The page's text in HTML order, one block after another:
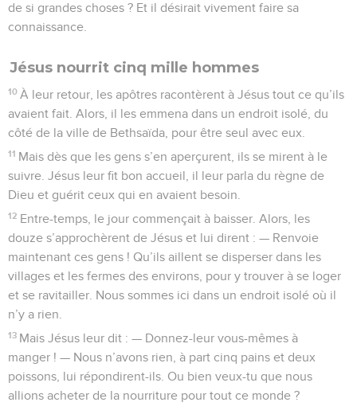
de si grandes choses ? Et il désirait vivement faire sa
connaissance.
Jésus nourrit cinq mille hommes
10 À leur retour, les apôtres racontèrent à Jésus tout ce qu’ils
avaient fait. Alors, il les emmena dans un endroit isolé, du
côté de la ville de Bethsaïda, pour être seul avec eux.
11 Mais dès que les gens s’en aperçurent, ils se mirent à le
suivre. Jésus leur fit bon accueil, il leur parla du règne de
Dieu et guérit ceux qui en avaient besoin.
12 Entre-temps, le jour commençait à baisser. Alors, les
douze s’approchèrent de Jésus et lui dirent : — Renvoie
maintenant ces gens ! Qu’ils aillent se disperser dans les
villages et les fermes des environs, pour y trouver à se loger
et se ravitailler. Nous sommes ici dans un endroit isolé où il
n’y a rien.
13 Mais Jésus leur dit : — Donnez-leur vous-mêmes à
manger ! — Nous n’avons rien, à part cinq pains et deux
poissons, lui répondirent-ils. Ou bien veux-tu que nous
allions acheter de la nourriture pour tout ce monde ?